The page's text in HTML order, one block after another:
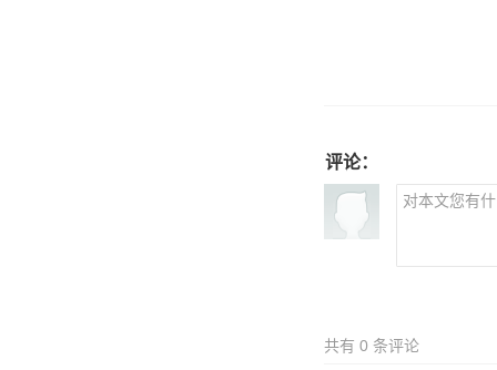
评论：
共有 0 条评论